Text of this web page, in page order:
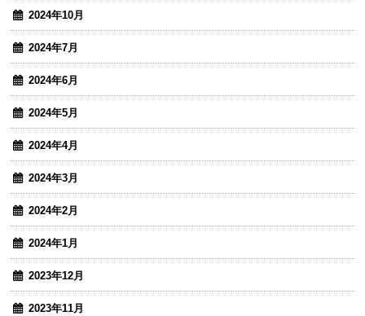
2024年10月
2024年7月
2024年6月
2024年5月
2024年4月
2024年3月
2024年2月
2024年1月
2023年12月
2023年11月